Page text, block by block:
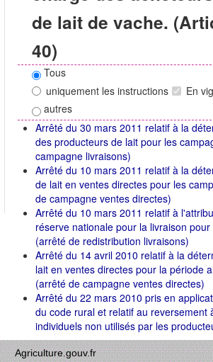
de lait de vache.
40)
Tous
uniquement les instructions
En
autres
Arrêté du 30 mars 2011 relatif à la
des producteurs de lait pour les
campagne livraisons)
Arrêté du 10 mars 2011 relatif à la
de lait en ventes directes pour les
de campagne ventes directes)
Arrêté du 10 mars 2011 relatif à
réserve nationale pour la livraison
(arrêté de redistribution livraisons)
Arrêté du 14 avril 2010 relatif à la
lait en ventes directes pour la période
(arrêté de campagne ventes directes)
Arrêté du 22 mars 2010 pris en
du code rural et relatif au reversement
individuels non utilisés par les
Agriculture.gouv.fr